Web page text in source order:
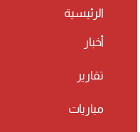
الرئيسية
أخبار
تقارير
مباريات